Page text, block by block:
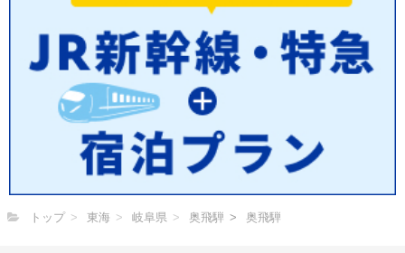
トップ 東海 岐阜県 奥飛騨 奥飛騨